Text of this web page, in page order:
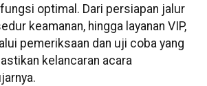
optimal. Dari persiapan jalur
keamanan, hingga layanan VIP,
pemeriksaan dan uji coba yang
kelancaran acara